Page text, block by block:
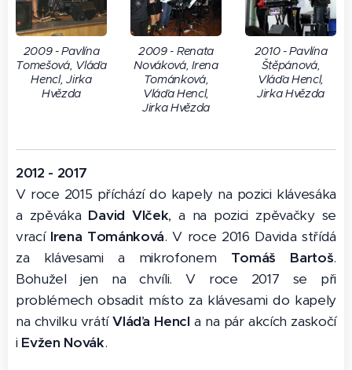
2009 - Pavlína
Tomešová, Vláďa
Hencl, Jirka
Hvězda
2009 - Renata
Nováková, Irena
Tománková,
Vláďa Hencl,
Jirka Hvězda
2010 - Pavlína
Štěpánová,
Vláďa Hencl,
Jirka Hvězda
2012 - 2017
V roce 2015 příchází do kapely na pozici klávesáka
a zpěváka David Vlček, a na pozici zpěvačky se
vrací Irena Tománková. V roce 2016 Davida střídá
za klávesami a mikrofonem Tomáš Bartoš.
Bohužel jen na chvíli. V roce 2017 se při
problémech obsadit místo za klávesami do kapely
na chvilku vrátíVláďa Hencl a na pár akcích zaskočí
i Evžen Novák.